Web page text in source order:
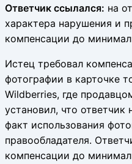
Ответчик ссылался: на
характера нарушения и
компенсации до
Истец требовал
фотографии в карточке
Wildberries, где
установил, что ответчик
факт использования
правообладателя.
компенсации до